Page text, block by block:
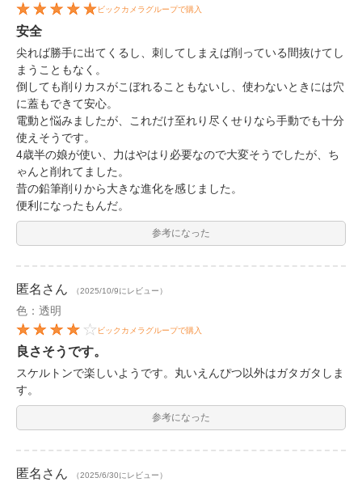
ビックカメラグループで購入
安全
尖れば勝手に出てくるし、刺してしまえば削っている間抜けてし
まうこともなく。
倒しても削りカスがこぼれることもないし、使わないときには穴
に蓋もできて安心。
電動と悩みましたが、これだけ至れり尽くせりなら手動でも十分
使えそうです。
4歳半の娘が使い、力はやはり必要なので大変そうでしたが、ち
ゃんと削れてました。
昔の鉛筆削りから大きな進化を感じました。
便利になったもんだ。
参考になった
匿名 さん （2025/10/9にレビュー）
色：透明
ビックカメラグループで購入
良さそうです。
スケルトンで楽しいようです。丸いえんぴつ以外はガタガタしま
す。
参考になった
匿名 さん （2025/6/30にレビュー）